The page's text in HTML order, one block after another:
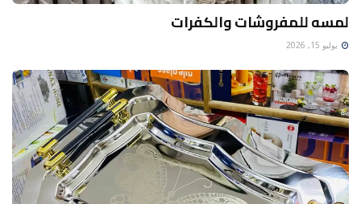
لمسه للمفروشات والكفرات
يوليو 15, 2026